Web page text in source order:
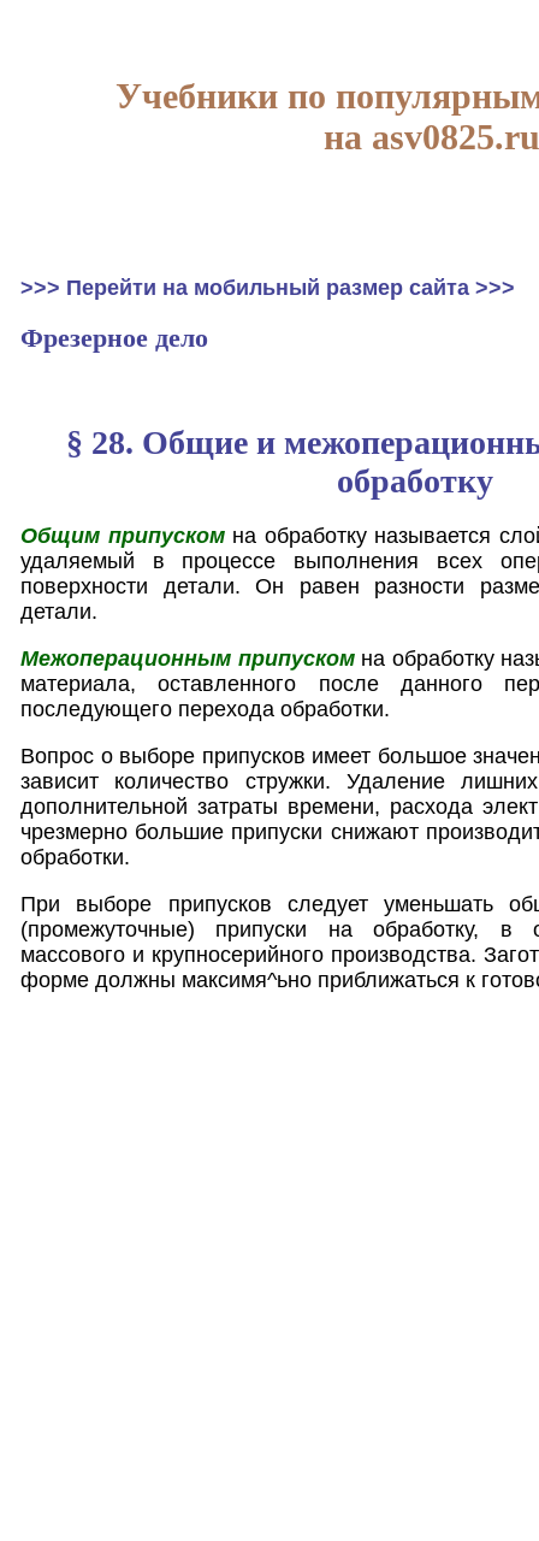
Учебники по
на asv0825.ru
>>> Перейти на мобильный размер сайта >>>
Фрезерное дело
§ 28. Общие и
обработку
Общим припускомна обработку называется
удаляемый в процессе выполнения всех
поверхности детали. Он равен разности
детали.
Межоперационным припускомна обработку
материала, оставленного после данного
последующего перехода обработки.
Вопрос о выборе припусков имеет большое
зависит количество стружки. Удаление
дополнительной затраты времени, расхода
чрезмерно большие припуски снижают
обработки.
При выборе припусков следует уменьшать
(промежуточные) припуски на обработку, в
массового и крупносерийного производства.
форме должны максимя^ьно приближаться к